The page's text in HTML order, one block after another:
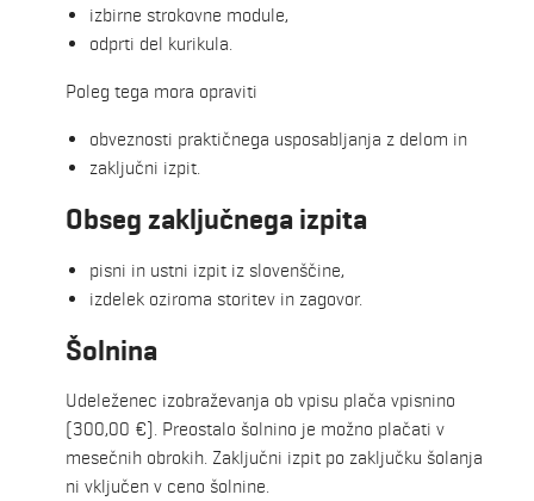
izbirne strokovne module,
odprti del kurikula.
Poleg tega mora opraviti
obveznosti praktičnega usposabljanja z delom in
zaključni izpit.
Obseg zaključnega izpita
pisni in ustni izpit iz slovenščine,
izdelek oziroma storitev in zagovor.
Šolnina
Udeleženec izobraževanja ob vpisu plača vpisnino
(300,00 €). Preostalo šolnino je možno plačati v
mesečnih obrokih. Zaključni izpit po zaključku šolanja
ni vključen v ceno šolnine.